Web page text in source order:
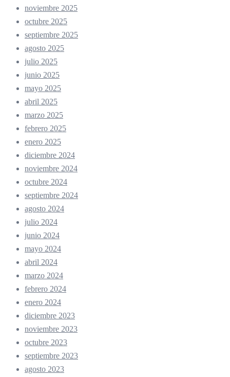
noviembre 2025
octubre 2025
septiembre 2025
agosto 2025
julio 2025
junio 2025
mayo 2025
abril 2025
marzo 2025
febrero 2025
enero 2025
diciembre 2024
noviembre 2024
octubre 2024
septiembre 2024
agosto 2024
julio 2024
junio 2024
mayo 2024
abril 2024
marzo 2024
febrero 2024
enero 2024
diciembre 2023
noviembre 2023
octubre 2023
septiembre 2023
agosto 2023